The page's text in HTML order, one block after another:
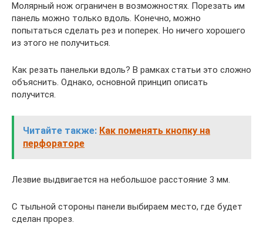
Молярный нож ограничен в возможностях. Порезать им
панель можно только вдоль. Конечно, можно
попытаться сделать рез и поперек. Но ничего хорошего
из этого не получиться.
Как резать панельки вдоль? В рамках статьи это сложно
объяснить. Однако, основной принцип описать
получится.
Читайте также: Как поменять кнопку на
перфораторе
Лезвие выдвигается на небольшое расстояние 3 мм.
С тыльной стороны панели выбираем место, где будет
сделан прорез.